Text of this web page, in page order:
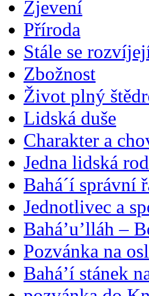
Zjevení
Příroda
Stále se
Zbožnost
Život plný
Lidská duše
Charakter a
Jedna lidská
Bahá´í správní
Jednotlivec a
Bahá’u’lláh –
Pozvánka na
Bahá’í stánek